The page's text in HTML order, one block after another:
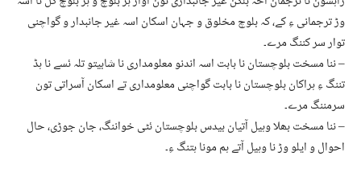
وڑ ترجمانی ءِ کے، کہ بلوچ مخلوق و جہان اسکان اسہ غیر جانبدار و گواچنی
توار سر کننگ مرے۔
– ننا مسخت بلوچستان نا بابت اسہ اندنو معلومداری نا شابیتو تلہ ئسے نا ہڈ
تننگ ءِ ہراکان بلوچستان نا بابت گواچنی معلومداری تے اسکان آسراتی تون
سرمننگ مرے۔
– ننا مسخت بھلا وہیل آتیان بیدس بلوچستان ئٹی خواننگ، جان جوڑی، حال
احوال و ایلو وڑ نا وہیل آتے ہم مونا ہتنگ ءِ۔